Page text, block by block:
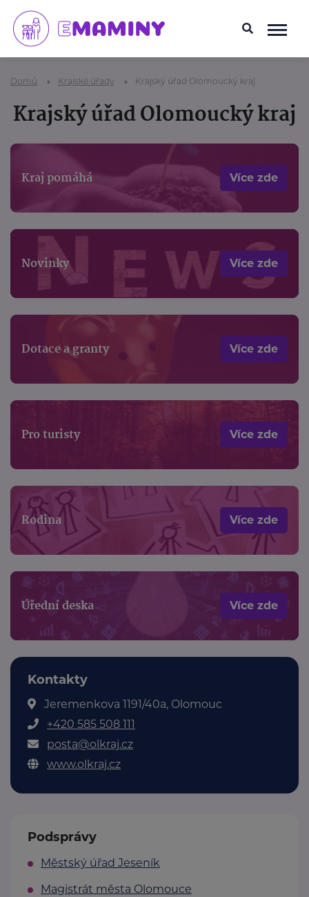
Domů Krajské úřady Krajský úřad Olomoucký kraj
Krajský úřad Olomoucký kraj
Kraj pomáhá Více zde
Novinky Více zde
Dotace a granty Více zde
Pro turisty Více zde
Rodina Více zde
Úřední deska Více zde
Kontakty
Jeremenkova 1191/40a, Olomouc
+420 585 508 111
posta@olkraj.cz
www.olkraj.cz
Podsprávy
Městský úřad Jeseník
Magistrát města Olomouce